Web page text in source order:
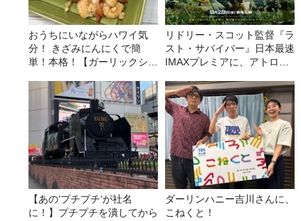
おうちにいながらハワイ気
分！ きざみにんにくで簡
単！本格！【ガーリックシュ
シピ
リドリー・スコット監督『ラ
スト・サバイバー』日本最速
IMAXプレミアに、アトロク
【あの‘プチプチ‘が社名
に！】プチプチを潰してから
ダーリンハニー吉川さんに、
こねくと！